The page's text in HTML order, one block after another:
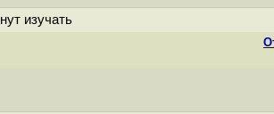
изучать